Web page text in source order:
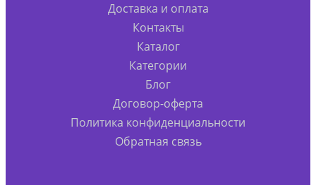
Доставка и оплата
Контакты
Каталог
Категории
Блог
Договор-оферта
Политика конфиденциальности
Обратная связь